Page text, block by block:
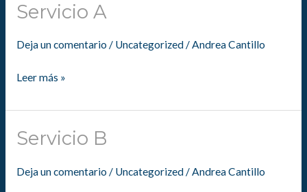
Servicio A
Deja un comentario / Uncategorized/Andrea Cantillo
Servicio
Leer más »
Servicio B
Deja un comentario / Uncategorized/ Andrea Cantillo
Servicio